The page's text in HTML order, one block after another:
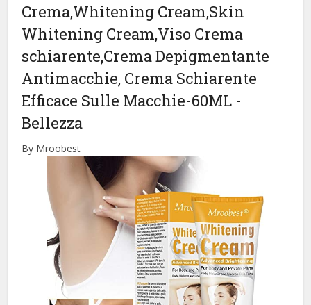
Crema,Whitening Cream,Skin
Whitening Cream,Viso Crema
schiarente,Crema Depigmentante
Antimacchie, Crema Schiarente
Efficace Sulle Macchie-60ML -
Bellezza
By Mroobest